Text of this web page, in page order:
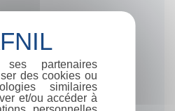
partenaires
des cookies ou
similaires
et/ou accéder à